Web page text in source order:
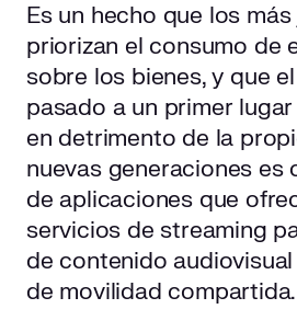
Es un hecho que los
priorizan el consumo de
sobre los bienes, y que
pasado a un primer
en detrimento de la
nuevas generaciones es
de aplicaciones que
servicios de streaming
de contenido
de movilidad compartida.